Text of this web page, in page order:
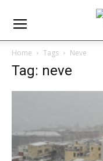
Home Tags Neve
Tag: neve